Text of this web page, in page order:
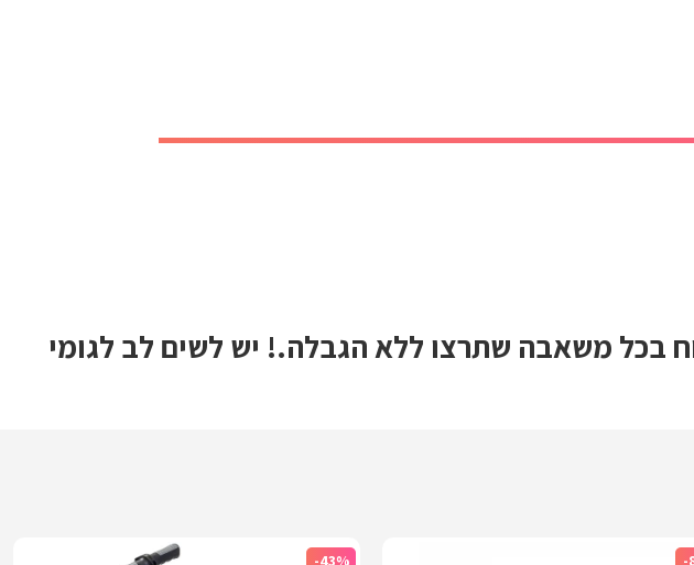
של רכב לניפוח בכל משאבה שתרצו ללא הגבלה.! יש לשים לב לגומי
-
-43%